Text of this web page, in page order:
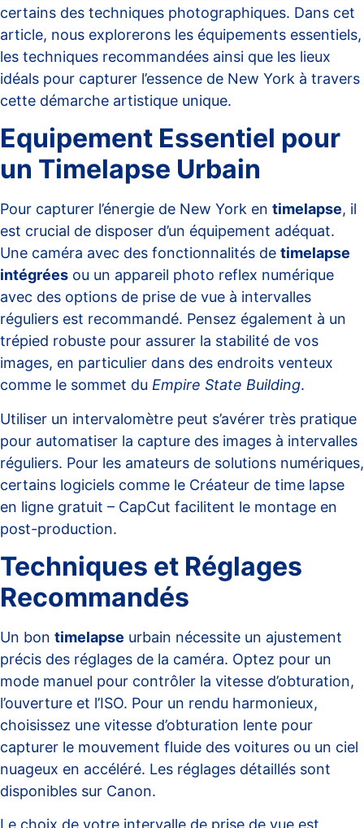
certains des techniques photographiques. Dans cet
article, nous explorerons les équipements essentiels,
les techniques recommandées ainsi que les lieux
idéals pour capturer l’essence de New York à travers
cette démarche artistique unique.
Equipement Essentiel pour
un Timelapse Urbain
Pour capturer l’énergie de New York en timelapse, il
est crucial de disposer d’un équipement adéquat.
Une caméra avec des fonctionnalités de timelapse
intégrées ou un appareil photo reflex numérique
avec des options de prise de vue à intervalles
réguliers est recommandé. Pensez également à un
trépied robuste pour assurer la stabilité de vos
images, en particulier dans des endroits venteux
comme le sommet du Empire State Building.
Utiliser un intervalomètre peut s’avérer très pratique
pour automatiser la capture des images à intervalles
réguliers. Pour les amateurs de solutions numériques,
certains logiciels comme le Créateur de time lapse
en ligne gratuit – CapCut facilitent le montage en
post-production.
Techniques et Réglages
Recommandés
Un bon timelapse urbain nécessite un ajustement
précis des réglages de la caméra. Optez pour un
mode manuel pour contrôler la vitesse d’obturation,
l’ouverture et l’ISO. Pour un rendu harmonieux,
choisissez une vitesse d’obturation lente pour
capturer le mouvement fluide des voitures ou un ciel
nuageux en accéléré. Les réglages détaillés sont
disponibles sur Canon.